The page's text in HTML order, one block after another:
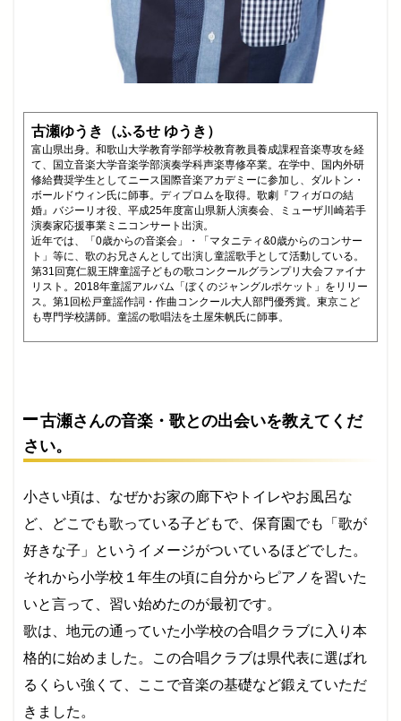
古瀬ゆうき（ふるせ ゆうき）
富山県出身。和歌山大学教育学部学校教育教員養成課程音楽専攻を経
て、国立音楽大学音楽学部演奏学科声楽専修卒業。在学中、国内外研
修給費奨学生としてニース国際音楽アカデミーに参加し、ダルトン・
ボールドウィン氏に師事。ディプロムを取得。歌劇『フィガロの結
婚』バジーリオ役、平成25年度富山県新人演奏会、ミューザ川崎若手
演奏家応援事業ミニコンサート出演。
近年では、「0歳からの音楽会」・「マタニティ&0歳からのコンサー
ト」等に、歌のお兄さんとして出演し童謡歌手として活動している。
第31回寛仁親王牌童謡子どもの歌コンクールグランプリ大会ファイナ
リスト。2018年童謡アルバム「ぼくのジャングルポケット」をリリー
ス。第1回松戸童謡作詞・作曲コンクール大人部門優秀賞。東京こど
も専門学校講師。童謡の歌唱法を土屋朱帆氏に師事。
古瀬さんの音楽・歌との出会いを教えてくだ
さい。
小さい頃は、なぜかお家の廊下やトイレやお風呂な
ど、どこでも歌っている子どもで、保育園でも「歌が
好きな子」というイメージがついているほどでした。
それから小学校１年生の頃に自分からピアノを習いた
いと言って、習い始めたのが最初です。
歌は、地元の通っていた小学校の合唱クラブに入り本
格的に始めました。この合唱クラブは県代表に選ばれ
るくらい強くて、ここで音楽の基礎など鍛えていただ
きました。